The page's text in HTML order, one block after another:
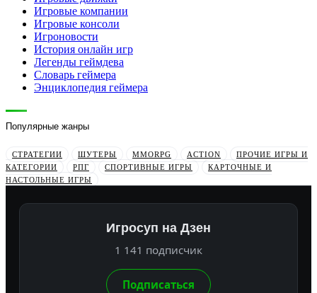
Игровые компании
Игровые консоли
Игроновости
История онлайн игр
Легенды геймдева
Словарь геймера
Энциклопедия геймера
Популярные жанры
СТРАТЕГИИ ШУТЕРЫ MMORPG ACTION
ПРОЧИЕ ИГРЫ И
КАТЕГОРИИ
РПГ СПОРТИВНЫЕ ИГРЫ
КАРТОЧНЫЕ И
НАСТОЛЬНЫЕ ИГРЫ
Игросуп на Дзен
1 141 подписчик
Подписаться